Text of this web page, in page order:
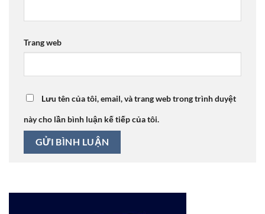
Trang web
Lưu tên của tôi, email, và trang web trong trình duyệt
này cho lần bình luận kế tiếp của tôi.